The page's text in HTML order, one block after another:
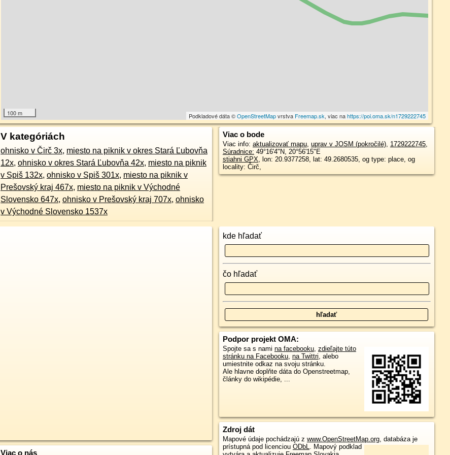
100 m Podkladové dáta ©OpenStreetMapvrstva Freemap.sk, viac nahttps://poi.oma.sk/n1729222745
V kategóriách
ohnisko v Čirč 3x, miesto na piknik v okres Stará Ľubovňa
12x, ohnisko v okres Stará Ľubovňa 42x, miesto na piknik
v Spiš 132x, ohnisko v Spiš 301x, miesto na piknik v
Prešovský kraj 467x, miesto na piknik v Východné
Slovensko 647x, ohnisko v Prešovský kraj 707x, ohnisko
v Východné Slovensko 1537x
Viac o bode
Viac info: aktualizovať mapu, uprav v JOSM (pokročilé), 1729222745,
Súradnice: 49°16'4"N, 20°56'15"E
stiahni GPX, lon: 20.9377258, lat: 49.2680535, og type: place, og
locality: Čirč,
Viac o nás
kde hľadať
čo hľadať
Podpor projekt OMA:
Spojte sa s nami na facebooku, zdieľajte túto
stránku na Facebooku, na Twittri, alebo
umiestnite odkaz na svoju stránku.
Ale hlavne doplňte dáta do Openstreetmap,
články do wikipédie, ...
Zdroj dát
Mapové údaje pochádzajú z www.OpenStreetMap.org, databáza je
prístupná pod licenciou ODbL. Mapový podklad